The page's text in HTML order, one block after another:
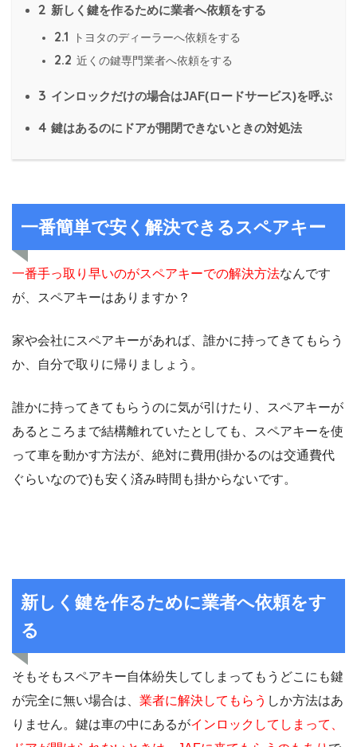
2 新しく鍵を作るために業者へ依頼をする
2.1 トヨタのディーラーへ依頼をする
2.2 近くの鍵専門業者へ依頼をする
3 インロックだけの場合はJAF(ロードサービス)を呼ぶ
4 鍵はあるのにドアが開閉できないときの対処法
一番簡単で安く解決できるスペアキー
一番手っ取り早いのがスペアキーでの解決方法なんです
が、スペアキーはありますか？
家や会社にスペアキーがあれば、誰かに持ってきてもらう
か、自分で取りに帰りましょう。
誰かに持ってきてもらうのに気が引けたり、スペアキーが
あるところまで結構離れていたとしても、スペアキーを使
って車を動かす方法が、絶対に費用(掛かるのは交通費代
ぐらいなので)も安く済み時間も掛からないです。
新しく鍵を作るために業者へ依頼をす
る
そもそもスペアキー自体紛失してしまってもうどこにも鍵
が完全に無い場合は、 業者に解決してもらう しか方法はあ
りません。鍵は車の中にあるがインロックしてしまって、